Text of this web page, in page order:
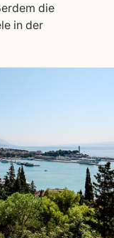
die
in der